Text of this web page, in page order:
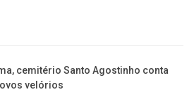
cemitério Santo Agostinho conta
velórios